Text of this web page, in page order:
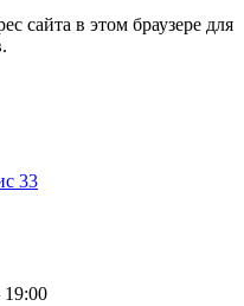
сайта в этом браузере для
33